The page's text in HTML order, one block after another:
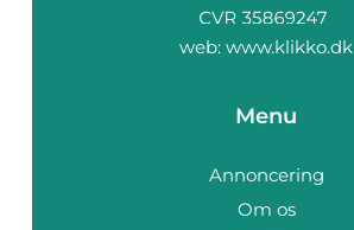
web: www.klikko.dk
Menu
Annoncering
Om os